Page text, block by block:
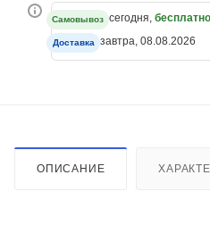
Самовывоз сегодня, бесплатно
Доставка завтра, 08.08.2026
ОПИСАНИЕ